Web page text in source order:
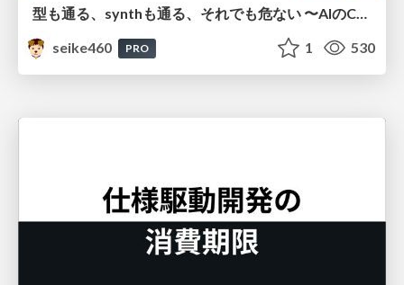
型も通る、synthも通る、それでも危ない 〜AIのCDKの権限とコストを機械で検証する〜 / It Passes Type Checks, It Passes Synth Checks, but It’s Still Risky — Automatically Verifying Permissions and Costs in AI’s CDK —
seike460
PRO 1 530